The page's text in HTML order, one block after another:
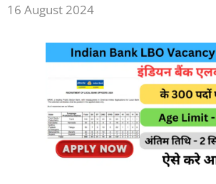
16 August 2024